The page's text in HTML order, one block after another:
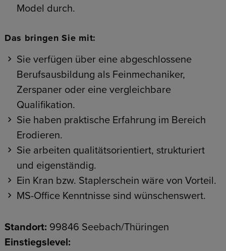
Model durch.
Das bringen Sie mit:
Sie verfügen über eine abgeschlossene
Berufsausbildung als Feinmechaniker,
Zerspaner oder eine vergleichbare
Qualifikation.
Sie haben praktische Erfahrung im Bereich
Erodieren.
Sie arbeiten qualitätsorientiert, strukturiert
und eigenständig.
Ein Kran bzw. Staplerschein wäre von Vorteil.
MS-Office Kenntnisse sind wünschenswert.
Standort: 99846 Seebach/Thüringen
Einstiegslevel: